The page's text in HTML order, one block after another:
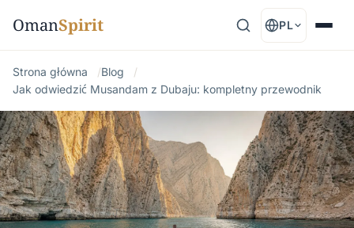
OmanSpirit PL
Strona główna
Blog
Jak odwiedzić Musandam z Dubaju: kompletny przewodnik